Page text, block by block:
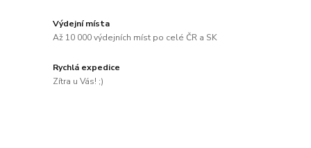
Výdejní místa
Až 10 000 výdejních míst po celé ČR a SK
Rychlá expedice
Zítra u Vás! ;)